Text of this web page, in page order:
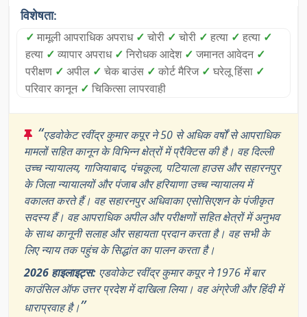
विशेषता:
✓ मामूली आपराधिक अपराध ✓ चोरी ✓ चोरी ✓ हत्या ✓ हत्या ✓
हत्या ✓ व्यापार अपराध ✓ निरोधक आदेश ✓ जमानत आवेदन ✓
परीक्षण ✓ अपील ✓ चेक बाउंस ✓ कोर्ट मैरिज ✓ घरेलू हिंसा ✓
परिवार कानून ✓ चिकित्सा लापरवाही
“एडवोकेट रवींद्र कुमार कपूर ने 50 से अधिक वर्षों से आपराधिक
मामलों सहित कानून के विभिन्न क्षेत्रों में प्रैक्टिस की है। वह दिल्ली
उच्च न्यायालय, गाजियाबाद, पंचकूला, पटियाला हाउस और सहारनपुर
के जिला न्यायालयों और पंजाब और हरियाणा उच्च न्यायालय में
वकालत करते हैं। वह सहारनपुर अधिवाका एसोसिएशन के पंजीकृत
सदस्य हैं। वह आपराधिक अपील और परीक्षणों सहित क्षेत्रों में अनुभव
के साथ कानूनी सलाह और सहायता प्रदान करता है। वह सभी के
लिए न्याय तक पहुंच के सिद्धांत का पालन करता है।
2026 हाइलाइट्स: एडवोकेट रवींद्र कुमार कपूर ने 1976 में बार
काउंसिल ऑफ उत्तर प्रदेश में दाखिला लिया। वह अंग्रेजी और हिंदी में
धाराप्रवाह है।”